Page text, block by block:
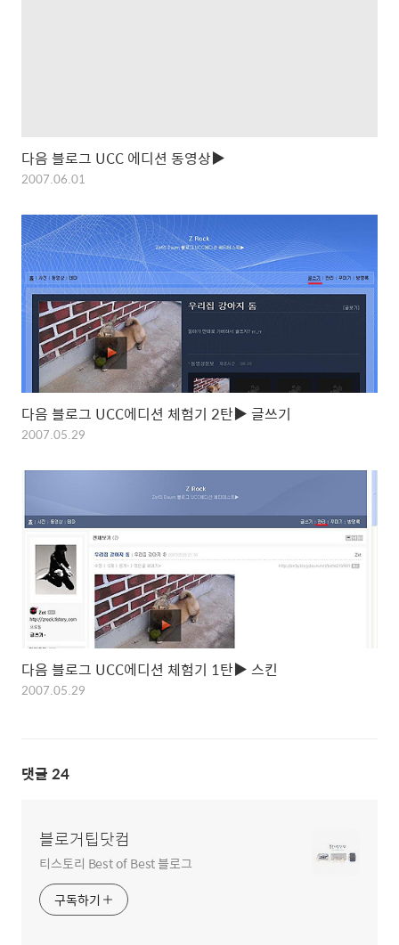
다음 블로그 UCC 에디션 동영상▶
2007.06.01
다음 블로그 UCC에디션 체험기 2탄▶ 글쓰기
2007.05.29
다음 블로그 UCC에디션 체험기 1탄▶ 스킨
2007.05.29
댓글 24
블로거팁닷컴
티스토리 Best of Best 블로그
구독하기